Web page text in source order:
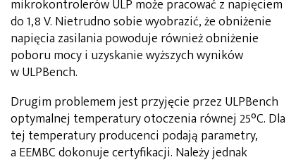
mikrokontrolerów ULP może pracować z napięciem
do 1,8 V. Nietrudno sobie wyobrazić, że obniżenie
napięcia zasilania powoduje również obniżenie
poboru mocy i uzyskanie wyższych wyników
w ULPBench.
Drugim problemem jest przyjęcie przez ULPBench
optymalnej temperatury otoczenia równej 25°C. Dla
tej temperatury producenci podają parametry,
a EEMBC dokonuje certyfikacji. Należy jednak